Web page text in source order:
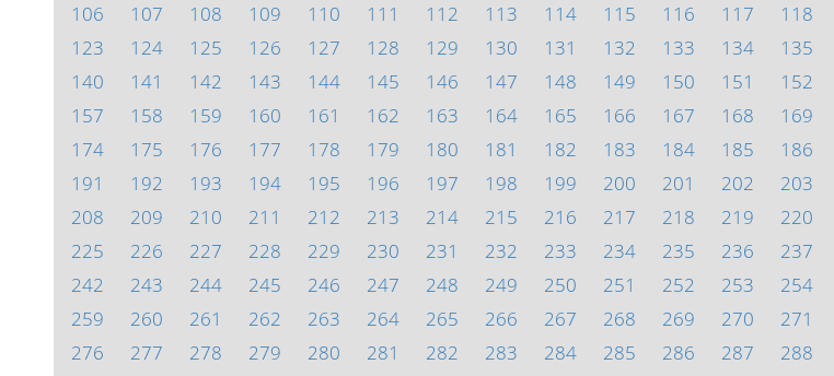
106
107 108 109 110 111 112 113 114 115 116 117 118
123
124 125 126 127 128 129 130 131 132 133 134 135
140
141 142 143 144 145 146 147 148 149 150 151 152
157
158 159 160 161 162 163 164 165 166 167 168 169
174
175 176 177 178 179 180 181 182 183 184 185 186
191
192 193 194 195 196 197 198 199 200 201 202 203
208
209 210 211 212 213 214 215 216 217 218 219 220
225
226 227 228 229 230 231 232 233 234 235 236 237
242
243 244 245 246 247 248 249 250 251 252 253 254
259
260 261 262 263 264 265 266 267 268 269 270 271
276
277 278 279 280 281 282 283 284 285 286 287 288